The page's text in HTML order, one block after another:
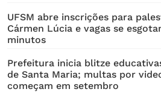
UFSM abre inscrições para
Cármen Lúcia e vagas se
minutos
Prefeitura inicia blitze
de Santa Maria; multas por
começam em setembro